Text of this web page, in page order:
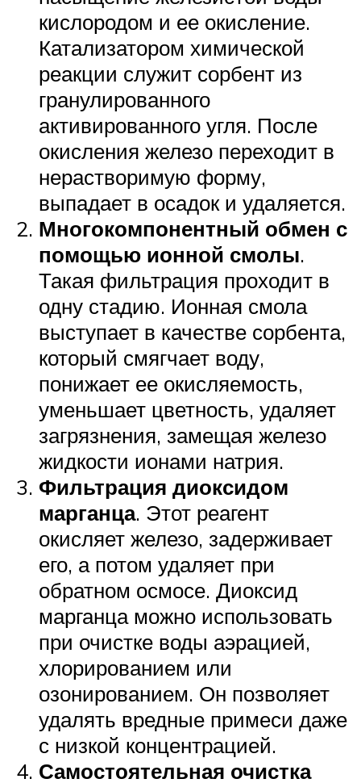
кислородом и ее окисление.
Катализатором химической
реакции служит сорбент из
гранулированного
активированного угля. После
окисления железо переходит в
нерастворимую форму,
выпадает в осадок и удаляется.
Многокомпонентный обмен с
помощью ионной смолы.
Такая фильтрация проходит в
одну стадию. Ионная смола
выступает в качестве сорбента,
который смягчает воду,
понижает ее окисляемость,
уменьшает цветность, удаляет
загрязнения, замещая железо
жидкости ионами натрия.
Фильтрация диоксидом
марганца. Этот реагент
окисляет железо, задерживает
его, а потом удаляет при
обратном осмосе. Диоксид
марганца можно использовать
при очистке воды аэрацией,
хлорированием или
озонированием. Он позволяет
удалять вредные примеси даже
с низкой концентрацией.
Самостоятельная очистка